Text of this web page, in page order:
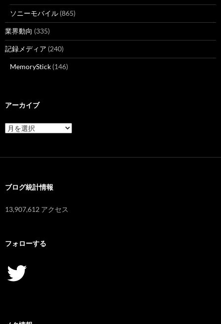
ソニーモバイル (865)
業界動向 (335)
記録メディア (240)
MemoryStick (146)
アーカイブ
ア
ー
ブログ統計情報
13,907,612 アクセス
フォローする
Twitter